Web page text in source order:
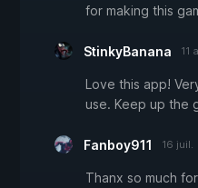
for making this
StinkyBanana 11
Love this app!
use. Keep up the
Fanboy911 16 juil.
Thanx so much